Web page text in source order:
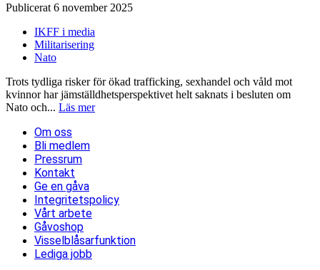
Publicerat 6 november 2025
IKFF i media
Militarisering
Nato
Trots tydliga risker för ökad trafficking, sexhandel och våld mot
kvinnor har jämställdhetsperspektivet helt saknats i besluten om
Nato och... Läs mer
Om oss
Bli medlem
Pressrum
Kontakt
Ge en gåva
Integritetspolicy
Vårt arbete
Gåvoshop
Visselblåsarfunktion
Lediga jobb